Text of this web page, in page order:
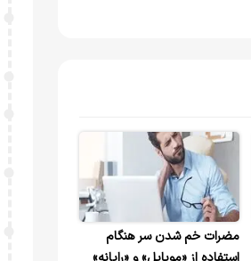
مضرات خم شدن سر هنگام